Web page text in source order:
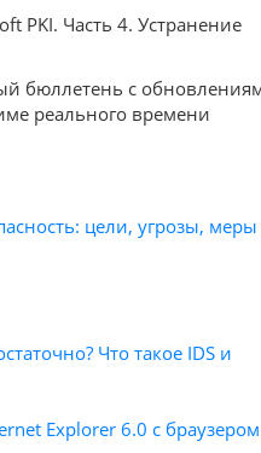
PKI. Часть 4. Устранение
бюллетень с
реального времени
цели, угрозы, меры
Что такое IDS и
Explorer 6.0 с браузером